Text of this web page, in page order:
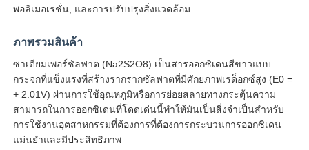
พอลิเมอเรชั่น, และการปรับปรุงสิ่งแวดล้อม
ภาพรวมสินค้า
ซาเดียมเพอร์ซัลฟาต (Na2S2O8) เป็นสารออกซิเดนสีขาวแบบ
กระจกที่แข็งแรงที่สร้างรากรากซัลฟาตที่มีศักยภาพเรด็อกซ์สูง (E0 =
+ 2.01V) ผ่านการใช้อุณหภูมิหรือการย่อยสลายทางกระตุ้นความ
สามารถในการออกซิเดนที่โดดเด่นนี้ทําให้มันเป็นสิ่งจําเป็นสําหรับ
การใช้งานอุตสาหกรรมที่ต้องการที่ต้องการกระบวนการออกซิเดน
แม่นยําและมีประสิทธิภาพ